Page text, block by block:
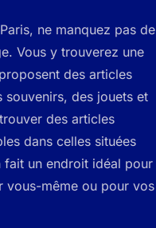
ne manquez pas de
Vous y trouverez une
des articles
des jouets et
des articles
dans celles situées
fait un endroit idéal pour
vous-même ou pour vos